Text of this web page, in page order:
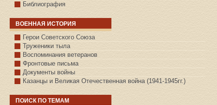
Библиография
ВОЕННАЯ ИСТОРИЯ
С.КАЗАНСКОЕ
Герои Советского Союза
Труженики тыла
Воспоминания ветеранов
Фронтовые письма
Документы войны
Казанцы и Великая Отечественная война (1941-1945гг.)
ПОИСК ПО ТЕМАМ